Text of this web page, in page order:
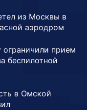
из Москвы в
аэродром
прием
беспилотной
в Омской